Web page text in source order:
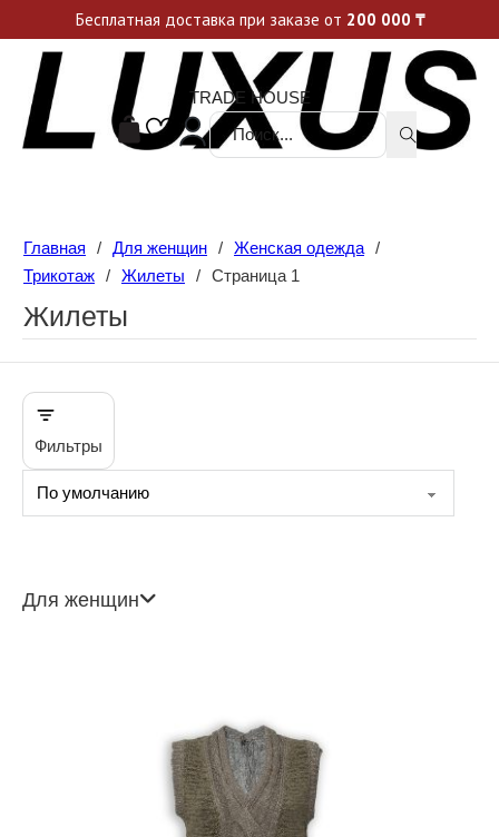
Уникальные акции и спецпредложения каждую неделю, не пропусти свой шанс
TRADE HOUSE
Поиск ...
Главная / Для женщин / Женская одежда /
Трикотаж / Жилеты / Страница 1
Жилеты
Фильтры
Для женщин
Бесплатная доставка при заказе от 200 000 ₸